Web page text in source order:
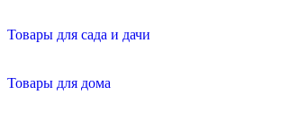
Товары для сада и дачи
Товары для дома